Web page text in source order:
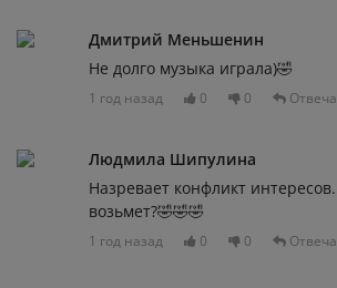
Дмитрий Меньшенин
Не долго музыка играла)🤣
1 год назад 0 0
Людмила Шипулина
Назревает конфликт
возьмет?🤣🤣🤣
1 год назад 0 0